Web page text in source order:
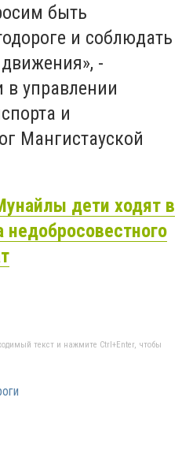
быть
и соблюдать
-
управлении
и
Мангистауской
дети ходят в
недобросовестного
текст и нажмите Ctrl+Enter, чтобы